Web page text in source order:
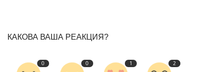
КАКОВА ВАША РЕАКЦИЯ?
0 0 1 2